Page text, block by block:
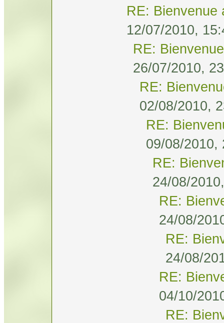
RE: Bienvenue
12/07/2010,
RE:
26/07/2010,
RE:
02/08/2010,
RE:
09/08/2010,
RE:
24/08/
RE:
24/08/
RE:
24/08/
RE:
04/10/
RE: